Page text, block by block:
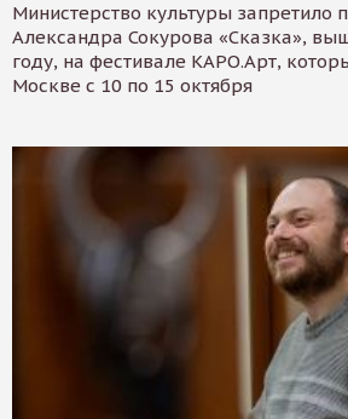
Министерство культуры запретило
Александра Сокурова «Сказка»,
году, на фестивале КАРО.Арт,
Москве с 10 по 15 октября